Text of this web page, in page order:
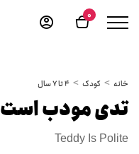
0
خانه کودک 4 تا 7 سال
تدی مودب است
Teddy Is Polite